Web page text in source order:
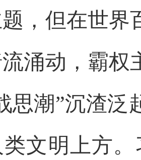
，但在世界
涌动，霸权
思潮”沉渣
文明上方